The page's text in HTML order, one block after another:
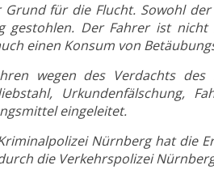
für die Flucht. Sowohl
gestohlen. Der Fahrer ist
einen Konsum von
wegen des Verdachts des
Urkundenfälschung,
eingeleitet.
Nürnberg hat die
die Verkehrspolizei